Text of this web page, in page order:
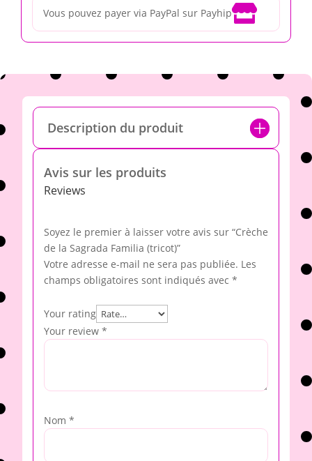
Vous pouvez payer via PayPal sur Payhip
Description du produit
Avis sur les produits
Reviews
Soyez le premier à laisser votre avis sur “Crèche
de la Sagrada Familia (tricot)”
Votre adresse e-mail ne sera pas publiée. Les
champs obligatoires sont indiqués avec *
Your rating
Your review *
Nom *